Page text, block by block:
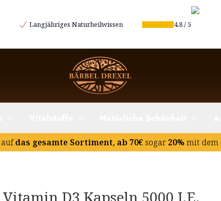
Langjähriges Naturheilwissen 4.8/5
aufdas gesamte Sortiment, ab 70€ sogar 20% mit dem
Vitamin D3 Kapseln 5000 I.E.